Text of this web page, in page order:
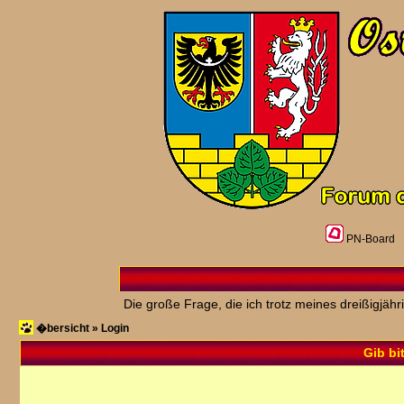
PN-Board
Die große Frage, die ich trotz meines
�bersicht » Login
Gib